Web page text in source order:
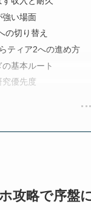
強い場面
の切り替え
ティア2への進め方
基本ルート
究優先度
攻略で序盤